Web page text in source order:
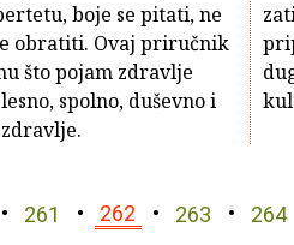
boje se pitati, ne
obratiti. Ovaj priručnik
što pojam zdravlje
spolno, duševno i
261 262 263 264